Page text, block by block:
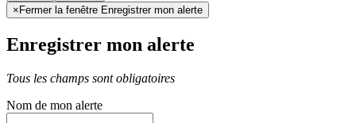
× Fermer la fenêtre Enregistrer mon alerte
Enregistrer mon alerte
Tous les champs sont obligatoires
Nom de mon alerte